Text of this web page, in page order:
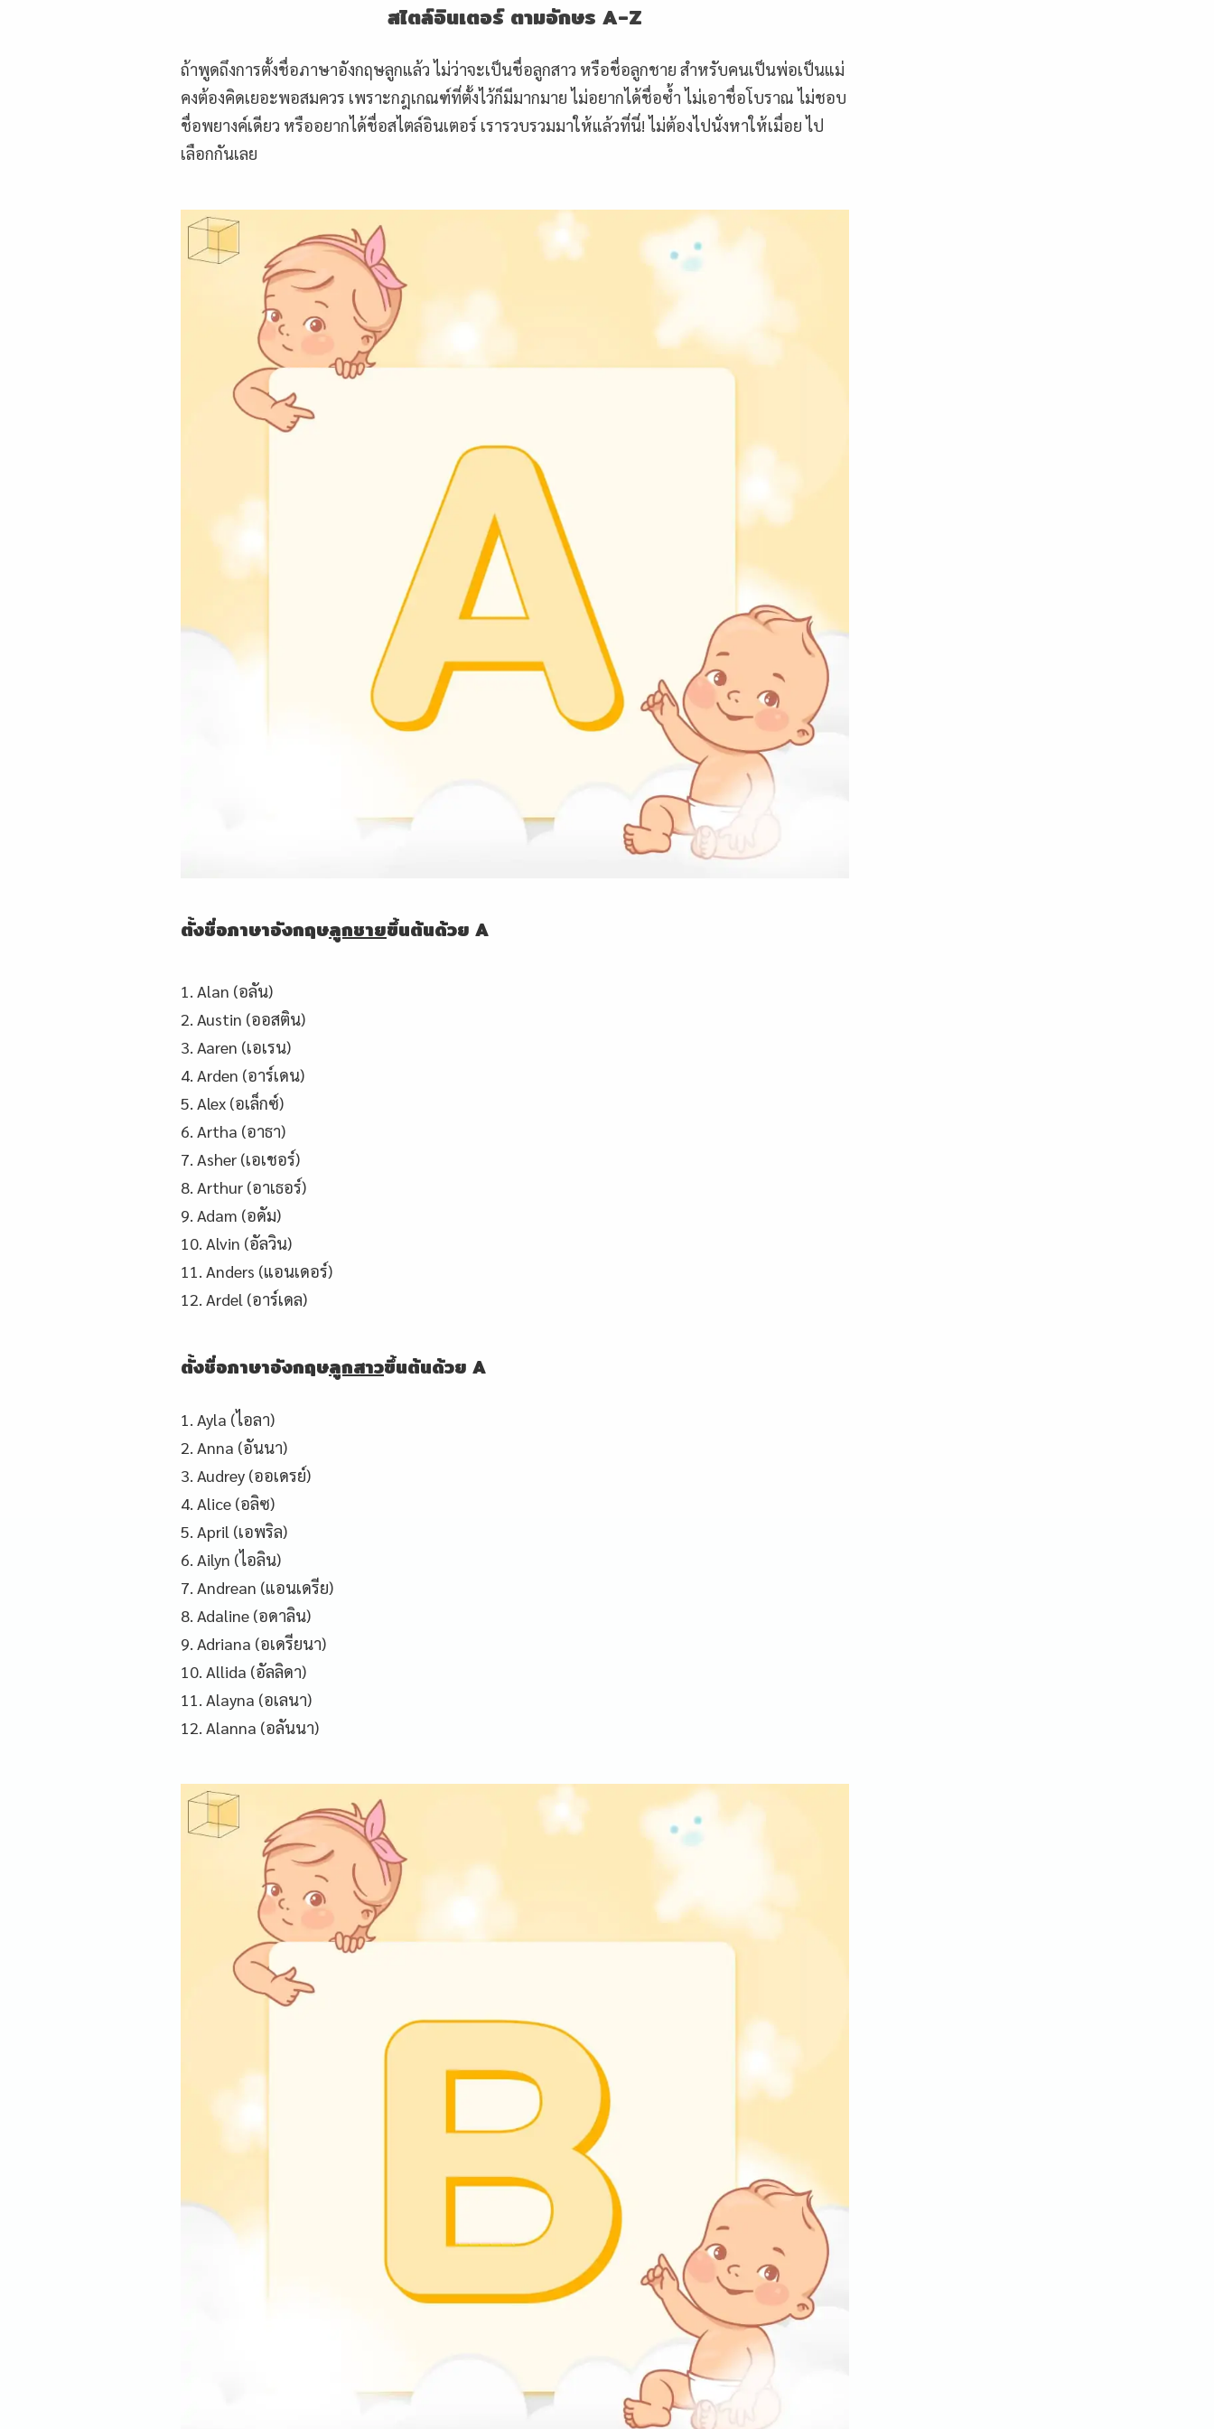
สไตล์อินเตอร์ ตามอักษร A-Z
ถ้าพูดถึงการตั้งชื่อภาษาอังกฤษลูกแล้ว ไม่ว่าจะเป็นชื่อลูกสาว หรือชื่อลูกชาย สำหรับคนเป็นพ่อเป็นแม่
คงต้องคิดเยอะพอสมควร เพราะกฎเกณฑ์ที่ตั้งไว้ก็มีมากมาย ไม่อยากได้ชื่อซ้ำ ไม่เอาชื่อโบราณ ไม่ชอบ
ชื่อพยางค์เดียว หรืออยากได้ชื่อสไตล์อินเตอร์ เรารวบรวมมาให้แล้วที่นี่! ไม่ต้องไปนั่งหาให้เมื่อย ไป
เลือกกันเลย
ตั้งชื่อภาษาอังกฤษลูกชายขึ้นต้นด้วย A
1. Alan (อลัน)
2. Austin (ออสติน)
3. Aaren (เอเรน)
4. Arden (อาร์เดน)
5. Alex (อเล็กซ์)
6. Artha (อาธา)
7. Asher (เอเชอร์)
8. Arthur (อาเธอร์)
9. Adam (อดัม)
10. Alvin (อัลวิน)
11. Anders (แอนเดอร์)
12. Ardel (อาร์เดล)
ตั้งชื่อภาษาอังกฤษลูกสาวขึ้นต้นด้วย A
1. Ayla (ไอลา)
2. Anna (อันนา)
3. Audrey (ออเดรย์)
4. Alice (อลิซ)
5. April (เอพริล)
6. Ailyn (ไอลิน)
7. Andrean (แอนเดรีย)
8. Adaline (อดาลิน)
9. Adriana (อเดรียนา)
10. Allida (อัลลิดา)
11. Alayna (อเลนา)
12. Alanna (อลันนา)